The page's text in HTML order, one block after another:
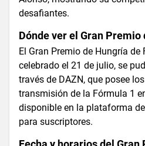
desafiantes​.
Dónde ver el Gran Premio
El Gran Premio de Hungría de
celebrado el 21 de julio, se
través de DAZN, que posee
transmisión de la Fórmula 1
disponible en la plataforma
para suscriptores​.